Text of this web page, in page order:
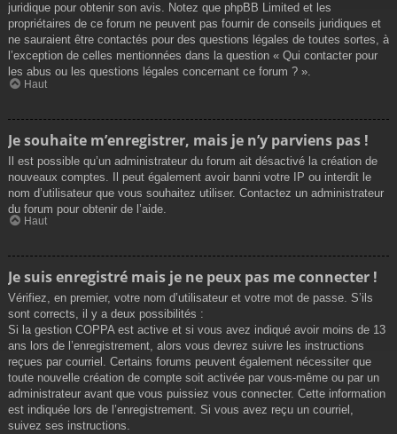
juridique pour obtenir son avis. Notez que phpBB Limited et les
propriétaires de ce forum ne peuvent pas fournir de conseils juridiques et
ne sauraient être contactés pour des questions légales de toutes sortes, à
l’exception de celles mentionnées dans la question « Qui contacter pour
les abus ou les questions légales concernant ce forum ? ».
Haut
Je souhaite m’enregistrer, mais je n’y parviens pas !
Il est possible qu’un administrateur du forum ait désactivé la création de
nouveaux comptes. Il peut également avoir banni votre IP ou interdit le
nom d’utilisateur que vous souhaitez utiliser. Contactez un administrateur
du forum pour obtenir de l’aide.
Haut
Je suis enregistré mais je ne peux pas me connecter !
Vérifiez, en premier, votre nom d’utilisateur et votre mot de passe. S’ils
sont corrects, il y a deux possibilités :
Si la gestion COPPA est active et si vous avez indiqué avoir moins de 13
ans lors de l’enregistrement, alors vous devrez suivre les instructions
reçues par courriel. Certains forums peuvent également nécessiter que
toute nouvelle création de compte soit activée par vous-même ou par un
administrateur avant que vous puissiez vous connecter. Cette information
est indiquée lors de l’enregistrement. Si vous avez reçu un courriel,
suivez ses instructions.